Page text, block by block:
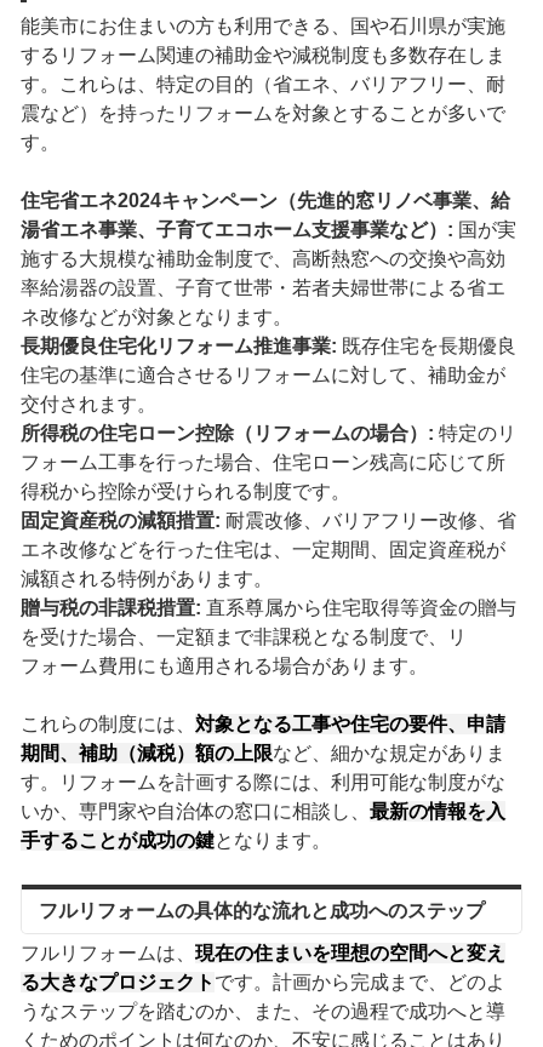
能美市にお住まいの方も利用できる、国や石川県が実施
するリフォーム関連の補助金や減税制度も多数存在しま
す。これらは、特定の目的（省エネ、バリアフリー、耐
震など）を持ったリフォームを対象とすることが多いで
す。
住宅省エネ2024キャンペーン（先進的窓リノベ事業、給
湯省エネ事業、子育てエコホーム支援事業など）: 国が実
施する大規模な補助金制度で、高断熱窓への交換や高効
率給湯器の設置、子育て世帯・若者夫婦世帯による省エ
ネ改修などが対象となります。
長期優良住宅化リフォーム推進事業: 既存住宅を長期優良
住宅の基準に適合させるリフォームに対して、補助金が
交付されます。
所得税の住宅ローン控除（リフォームの場合）: 特定のリ
フォーム工事を行った場合、住宅ローン残高に応じて所
得税から控除が受けられる制度です。
固定資産税の減額措置: 耐震改修、バリアフリー改修、省
エネ改修などを行った住宅は、一定期間、固定資産税が
減額される特例があります。
贈与税の非課税措置: 直系尊属から住宅取得等資金の贈与
を受けた場合、一定額まで非課税となる制度で、リ
フォーム費用にも適用される場合があります。
これらの制度には、 対象となる工事や住宅の要件、申請
期間、補助（減税）額の上限など、細かな規定がありま
す。リフォームを計画する際には、利用可能な制度がな
いか、専門家や自治体の窓口に相談し、 最新の情報を入
手することが成功の鍵となります。
フルリフォームの具体的な流れと成功へのステップ
フルリフォームは、 現在の住まいを理想の空間へと変え
る大きなプロジェクト です。計画から完成まで、どのよ
うなステップを踏むのか、また、その過程で成功へと導
くためのポイントは何なのか、不安に感じることはあり